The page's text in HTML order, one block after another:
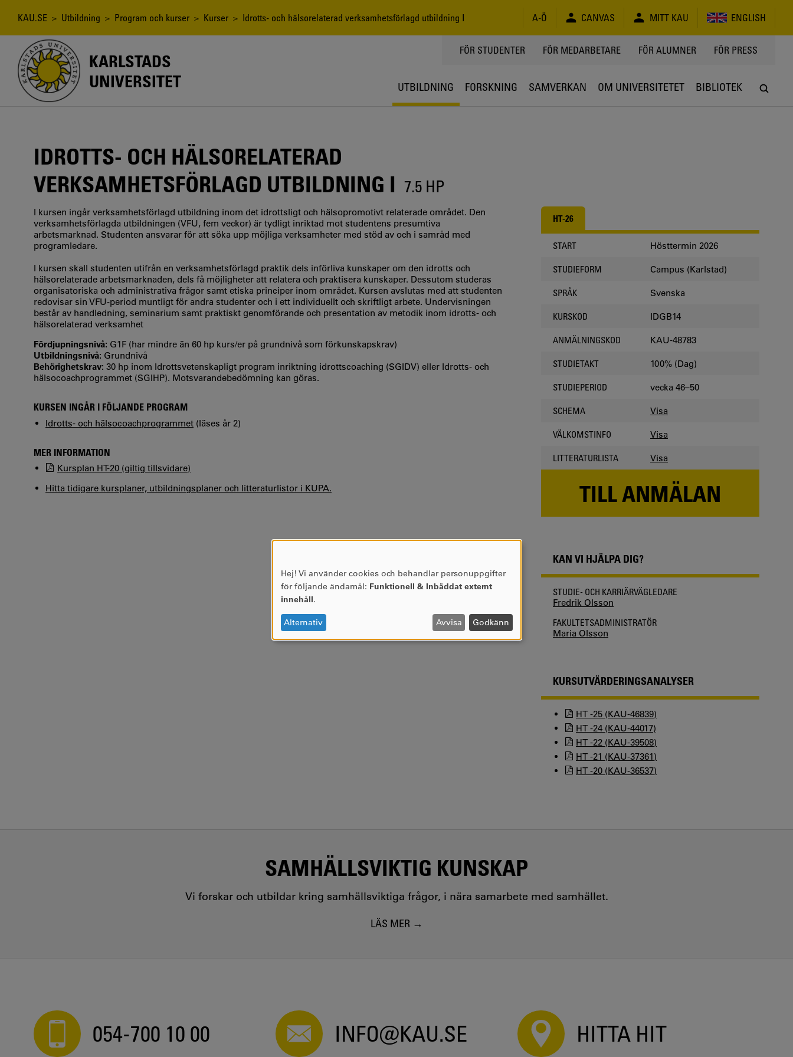
Länkstig
KAU.SE > Utbildning > Program och kurser > Kurser > Idrotts- och hälsorelaterad verksamhetsförlagd utbildning I A-Ö CANVAS MITT KAU ENGLISH
KARLSTADS
UNIVERSITET
TOPPMENY
FÖR STUDENTER FÖR MEDARBETARE FÖR ALUMNER FÖR PRESS
UTBILDNING FORSKNING SAMVERKAN OM UNIVERSITETET BIBLIOTEK
IDROTTS- OCH HÄLSORELATERAD
VERKSAMHETSFÖRLAGD UTBILDNING I 7.5 HP
I kursen ingår verksamhetsförlagd utbildning inom det idrottsligt och hälsopromotivt relaterade området. Den
verksamhetsförlagda utbildningen (VFU, fem veckor) är tydligt inriktad mot studentens presumtiva
arbetsmarknad. Studenten ansvarar för att söka upp möjliga verksamheter med stöd av och i samråd med
programledare.
I kursen skall studenten utifrån en verksamhetsförlagd praktik dels införliva kunskaper om den idrotts och
hälsorelaterade arbetsmarknaden, dels få möjligheter att relatera och praktisera kunskaper. Dessutom studeras
organisatoriska och administrativa frågor samt etiska principer inom området. Kursen avslutas med att studenten
redovisar sin VFU-period muntligt för andra studenter och i ett individuellt och skriftligt arbete. Undervisningen
består av handledning, seminarium samt praktiskt genomförande och presentation av metodik inom idrotts- och
hälsorelaterad verksamhet
Fördjupningsnivå: G1F (har mindre än 60 hp kurs/er på grundnivå som förkunskapskrav)
Utbildningsnivå: Grundnivå
Behörighetskrav: 30 hp inom Idrottsvetenskapligt program inriktning idrottscoaching (SGIDV) eller Idrotts- och
hälsocoachprogrammet (SGIHP). Motsvarandebedömning kan göras.
KURSEN INGÅR I FÖLJANDE PROGRAM
Idrotts- och hälsocoachprogrammet (läses år 2)
MER INFORMATION
Kursplan HT-20 (giltig tillsvidare)
Hitta tidigare kursplaner, utbildningsplaner och litteraturlistor i KUPA.
HT-26
START Hösttermin 2026
STUDIEFORM Campus (Karlstad)
SPRÅK Svenska
KURSKOD IDGB14
ANMÄLNINGSKOD KAU-48783
STUDIETAKT 100% (Dag)
STUDIEPERIOD vecka 46–50
SCHEMA Visa
VÄLKOMSTINFO Visa
LITTERATURLISTA Visa
TILL ANMÄLAN
KAN VI HJÄLPA DIG?
STUDIE- OCH KARRIÄRVÄGLEDARE
Fredrik Olsson
FAKULTETSADMINISTRATÖR
Maria Olsson
KURSUTVÄRDERINGSANALYSER
HT -25 (KAU-46839)
HT -24 (KAU-44017)
HT -22 (KAU-39508)
HT -21 (KAU-37361)
HT -20 (KAU-36537)
SAMHÄLLSVIKTIG KUNSKAP
Vi forskar och utbildar kring samhällsviktiga frågor, i nära samarbete med samhället.
LÄS MER
054-700 10 00 INFO@KAU.SE HITTA HIT
ANVÄNDNING
AV
OCH
COOKIES
Hej! Vi använder cookies och behandlar personuppgifter
för följande ändamål: Funktionell & Inbäddat externt
innehåll.
Alternativ Avvisa Godkänn